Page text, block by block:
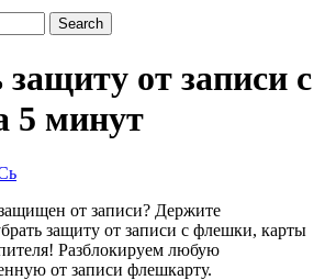
от записи с
5 минут
от записи? Держите
защиту от записи с флешки, карты
Разблокируем любую
от записи флешкарту.